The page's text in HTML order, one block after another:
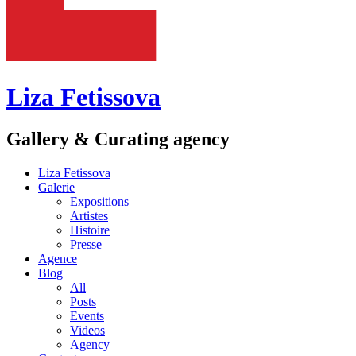
Liza Fetissova
Gallery & Curating agency
Liza Fetissova
Galerie
Expositions
Artistes
Histoire
Presse
Agence
Blog
All
Posts
Events
Videos
Agency